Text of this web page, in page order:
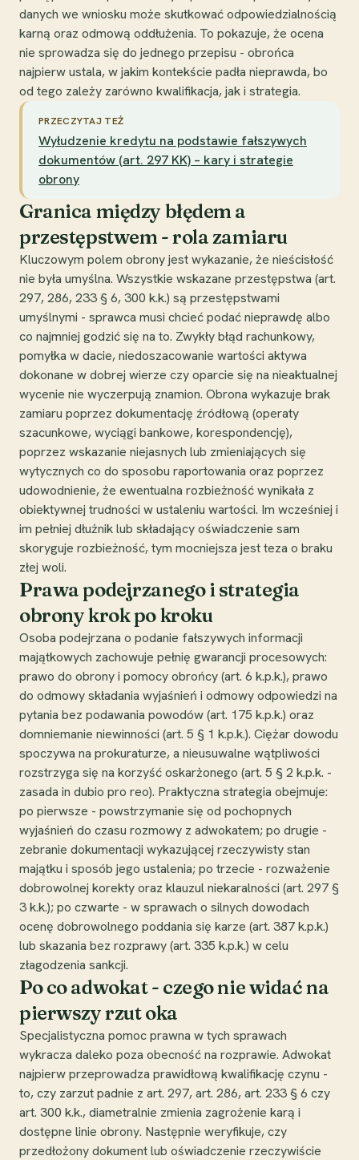
danych we wniosku może skutkować odpowiedzialnością
karną oraz odmową oddłużenia. To pokazuje, że ocena
nie sprowadza się do jednego przepisu - obrońca
najpierw ustala, w jakim kontekście padła nieprawda, bo
od tego zależy zarówno kwalifikacja, jak i strategia.
PRZECZYTAJ TEŻ
Wyłudzenie kredytu na podstawie fałszywych
dokumentów (art. 297 KK) – kary i strategie
obrony
Granica między błędem a
przestępstwem - rola zamiaru
Kluczowym polem obrony jest wykazanie, że nieścisłość
nie była umyślna. Wszystkie wskazane przestępstwa (art.
297, 286, 233 § 6, 300 k.k.) są przestępstwami
umyślnymi - sprawca musi chcieć podać nieprawdę albo
co najmniej godzić się na to. Zwykły błąd rachunkowy,
pomyłka w dacie, niedoszacowanie wartości aktywa
dokonane w dobrej wierze czy oparcie się na nieaktualnej
wycenie nie wyczerpują znamion. Obrona wykazuje brak
zamiaru poprzez dokumentację źródłową (operaty
szacunkowe, wyciągi bankowe, korespondencję),
poprzez wskazanie niejasnych lub zmieniających się
wytycznych co do sposobu raportowania oraz poprzez
udowodnienie, że ewentualna rozbieżność wynikała z
obiektywnej trudności w ustaleniu wartości. Im wcześniej i
im pełniej dłużnik lub składający oświadczenie sam
skoryguje rozbieżność, tym mocniejsza jest teza o braku
złej woli.
Prawa podejrzanego i strategia
obrony krok po kroku
Osoba podejrzana o podanie fałszywych informacji
majątkowych zachowuje pełnię gwarancji procesowych:
prawo do obrony i pomocy obrońcy (art. 6 k.p.k.), prawo
do odmowy składania wyjaśnień i odmowy odpowiedzi na
pytania bez podawania powodów (art. 175 k.p.k.) oraz
domniemanie niewinności (art. 5 § 1 k.p.k.). Ciężar dowodu
spoczywa na prokuraturze, a nieusuwalne wątpliwości
rozstrzyga się na korzyść oskarżonego (art. 5 § 2 k.p.k. -
zasada in dubio pro reo). Praktyczna strategia obejmuje:
po pierwsze - powstrzymanie się od pochopnych
wyjaśnień do czasu rozmowy z adwokatem; po drugie -
zebranie dokumentacji wykazującej rzeczywisty stan
majątku i sposób jego ustalenia; po trzecie - rozważenie
dobrowolnej korekty oraz klauzul niekaralności (art. 297 §
3 k.k.); po czwarte - w sprawach o silnych dowodach
ocenę dobrowolnego poddania się karze (art. 387 k.p.k.)
lub skazania bez rozprawy (art. 335 k.p.k.) w celu
złagodzenia sankcji.
Po co adwokat - czego nie widać na
pierwszy rzut oka
Specjalistyczna pomoc prawna w tych sprawach
wykracza daleko poza obecność na rozprawie. Adwokat
najpierw przeprowadza prawidłową kwalifikację czynu -
to, czy zarzut padnie z art. 297, art. 286, art. 233 § 6 czy
art. 300 k.k., diametralnie zmienia zagrożenie karą i
dostępne linie obrony. Następnie weryfikuje, czy
przedłożony dokument lub oświadczenie rzeczywiście